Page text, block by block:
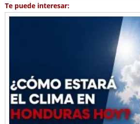
Te puede interesar: